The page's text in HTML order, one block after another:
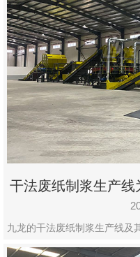
司
豫
ICP
备
19020390
号-1
干法废纸制浆生产
九龙的干法废纸制浆生产线及